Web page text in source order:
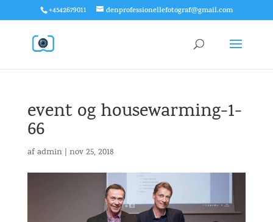
+4542679011 denprofessionellefotograf@gmail.com
event og housewarming-1-
66
afadmin| nov 25, 2018